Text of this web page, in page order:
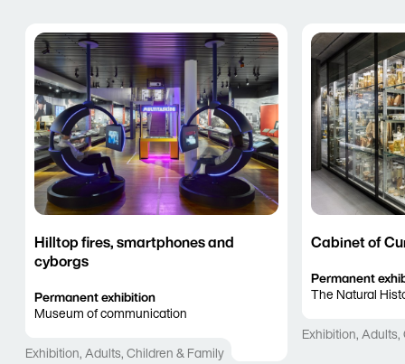
Hilltop fires, smartphones and
cyborgs
Permanent exhibition
Museum of communication
Exhibition,Adults,Children & Family
Cabinet of
Permanent
The Natural
Exhibition,Adults,